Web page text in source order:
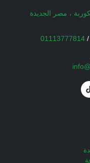
/
01113777814